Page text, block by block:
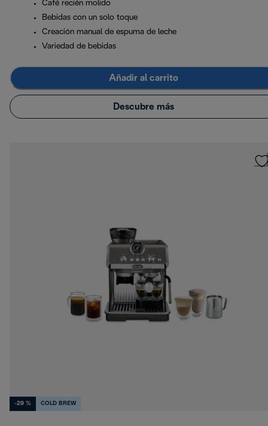
Café recién molido
Bebidas con un solo toque
Creación manual de espuma de leche
Variedad de bebidas
Añadir al carrito
Descubre más
-29 % COLD BREW